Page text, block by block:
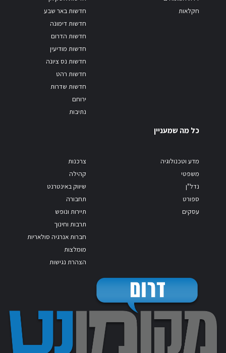
חקלאות
חדשות באר שבע
חדשות דימונה
חדשות הדרום
חדשות מודיעין
חדשות נס ציונה
חדשות רהט
חדשות שדרות
ירוחם
נתיבות
כל מה שמעניין
מדע וטכנולוגיה
משפטי
נדל"ן
ספורט
עסקים
צרכנות
קהילה
שיווק באינטרנט
תחבורה
תיירות ונופש
תרבות וחינוך
חברות אנרגיה סולאריות
מומלצות
הצהרת נגישות